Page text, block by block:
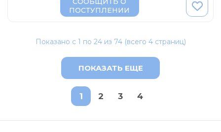
ПОСТУПЛЕНИИ
Показано с 1 по 24 из 74 (всего 4 страниц)
ПОКАЗАТЬ ЕЩЕ
1 2 3 4